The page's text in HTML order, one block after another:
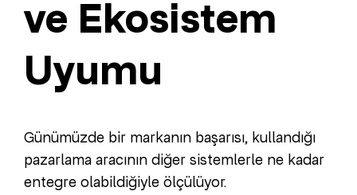
ve Ekosistem
Uyumu
Günümüzde bir markanın başarısı, kullandığı
pazarlama aracının diğer sistemlerle ne kadar
entegre olabildiğiyle ölçülüyor.